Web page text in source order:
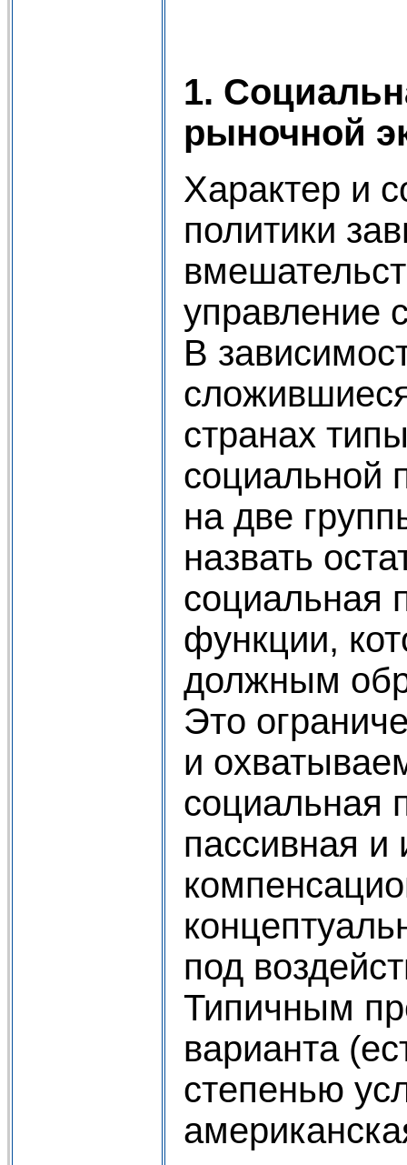
1.
рыночной
Характер и
политики
управление
В
странах
социальной
на две
назвать
социальная
функции,
должным
Это
и
социальная
пассивная
под
Типичным
варианта
степенью